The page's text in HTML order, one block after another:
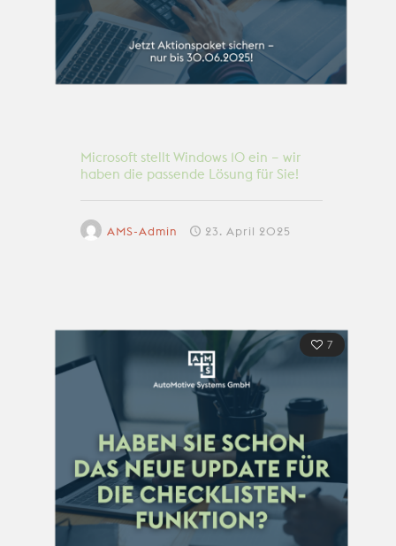
Microsoft stellt Windows 10 ein – wir
haben die passende Lösung für Sie!
AMS-Admin 23. April 2025
7